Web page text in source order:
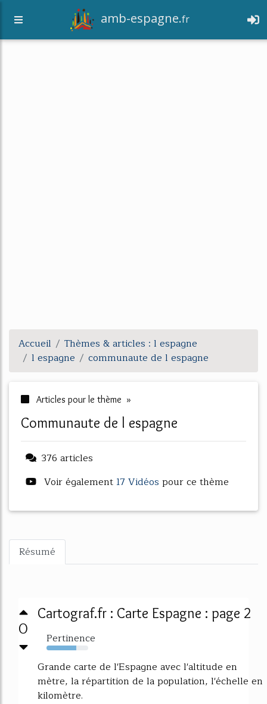
amb-espagne.fr
Accueil
Thèmes & articles : l espagne
l espagne
communaute de l espagne
Articles pour le thème »
communaute de l espagne
376 articles
Voir également 17 Vidéos pour ce thème
Résumé
0
Cartograf.fr : Carte Espagne : page 2
Pertinence
72%
Grande carte de l'Espagne avec l'altitude en
mètre, la répartition de la population, l'échelle en
kilomètre.